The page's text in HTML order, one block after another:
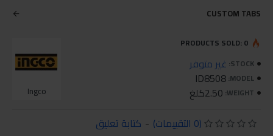
CUSTOM TABS
STOCK: غير متوفر
MODEL:
ID8508
WEIGHT: 2.50كلغ Ingco
PRODUCTS SOLD: 0
(0 التقييمات) - كتابة تعليق